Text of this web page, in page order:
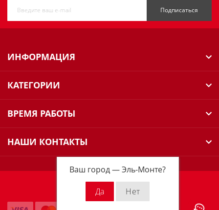
Ваш город —Эль-Монте?
Подписаться
ИНФОРМАЦИЯ
КАТЕГОРИИ
ВРЕМЯ РАБОТЫ
НАШИ КОНТАКТЫ
Milwaukee Russia © 2026